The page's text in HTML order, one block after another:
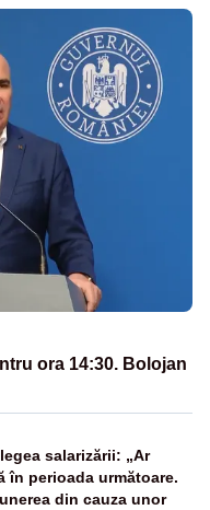
ora 14:30. Bolojan
salarizării: „Ar
în perioada următoare.
din cauza unor